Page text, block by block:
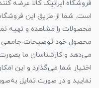
فروشگاه ایرانیک کالا عرضه
است. شما از طریق این
محصولات را مشاهده و تهیه
محصول خود توضیحات جامعی
می‌دهد و کارشناسان ما بصورت
اختیار شما می‌گذارد و این
نمایید و در صورت تمایل